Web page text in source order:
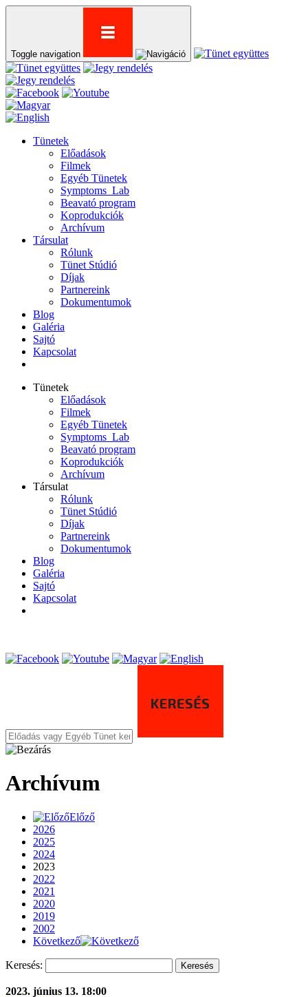
Toggle navigation
Tünetek
Előadások
Filmek
Egyéb Tünetek
Symptoms_Lab
Beavató program
Koprodukciók
Archívum
Társulat
Rólunk
Tünet Stúdió
Díjak
Partnereink
Dokumentumok
Blog
Galéria
Sajtó
Kapcsolat
Tünetek
Előadások
Filmek
Egyéb Tünetek
Symptoms_Lab
Beavató program
Koprodukciók
Archívum
Társulat
Rólunk
Tünet Stúdió
Díjak
Partnereink
Dokumentumok
Blog
Galéria
Sajtó
Kapcsolat
Archívum
Előző
2026
2025
2024
2023
2022
2021
2020
2019
2002
Következő
Keresés: Keresés
2023. június 13. 18:00